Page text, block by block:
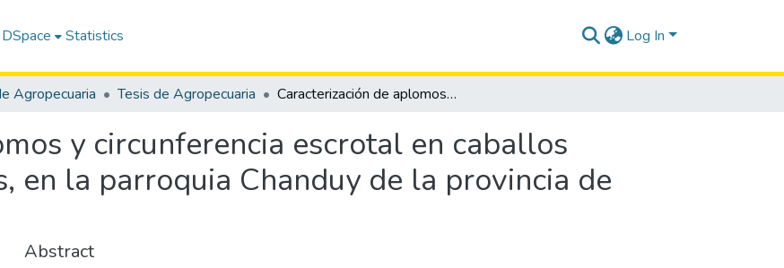
Statistics Log In
Agropecuaria Tesis de Agropecuaria Caracterización de aplomos y circunferencia escrotal en caballos criollos, Equus caballus, en la parroquia Chanduy de la provincia de Santa Elena
y circunferencia escrotal en caballos
en la parroquia Chanduy de la provincia de
Abstract